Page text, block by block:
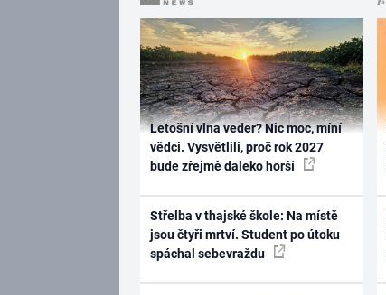
Letošní vlna veder? Nic moc, míní
vědci. Vysvětlili, proč rok 2027
bude zřejmě daleko horší
Střelba v thajské škole: Na místě
jsou čtyři mrtví. Student po útoku
spáchal sebevraždu